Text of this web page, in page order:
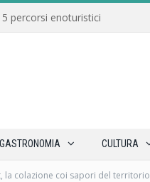
percorsi enoturistici
CULTURA
la colazione coi sapori del territorio